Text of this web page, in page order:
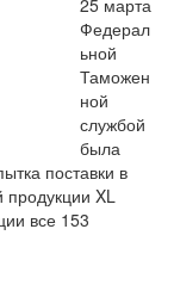
25 марта
Федерал
ьной
Таможен
ной
службой
была
поставки в
продукции XL
все 153